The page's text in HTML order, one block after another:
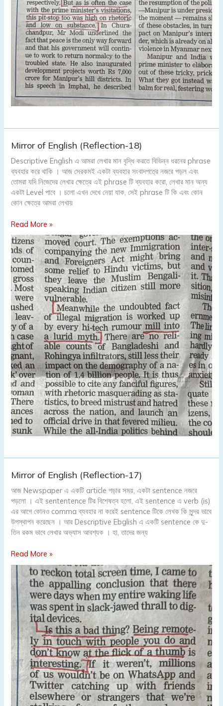
Mirror of English (Reflection-18)
Descriptive English এ আমরা লেখার মান বৃদ্ধি করতে বিভিন্ন ধরনের phrase
ব্যবহার করে থাকি । আজ সেরকমই একটা ব্যবহার সংবাদপত্রে নজরে পড়ল এবং
তোমরা যদি নিজেদের লেখার ক্ষেত্রে এই phrase টি ব্যবহার করো, লেখার মান অন্য
একটা Level পাবে । চলো এখন দেখে নেয়া যাক, সেই phrase টি কি এবং কোন
কোন ক্ষেত্রে আমরা লেখায়
Mirror
English
(Reflection-
18)
Read More »
Mirror of English (Reflection-17)
আজ Newspaper এ একটি article পড়ার সময়, একটা sentence নজরে
পড়লো । এই sententence টির বিশেষত্ব হলো, এই sentence এ verb (is)
এর আগে কোনও comma ব্যবহার না করেই sentence টিকে লেখক কি সুন্দর ভাবে
উপস্থাপন করেছেন । আর Descriptive Ebglish এ একটি sentence কে দু-
তিন রকম ভাবে লেখার অভ্যাস আবশ্যক । হা, তাদের জন্য
Mirror
English
(Reflection-
17)
Read More »